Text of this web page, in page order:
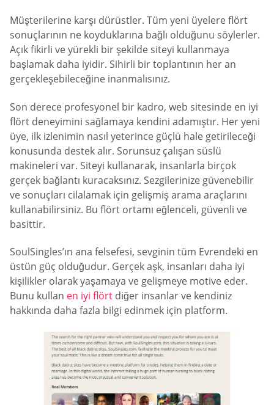
Müşterilerine karşı dürüstler. Tüm yeni üyelere flört
sonuçlarının ne koyduklarına bağlı olduğunu söylerler.
Açık fikirli ve yürekli bir şekilde siteyi kullanmaya
başlamak daha iyidir. Sihirli bir toplantının her an
gerçekleşebileceğine inanmalısınız.
Son derece profesyonel bir kadro, web sitesinde en iyi
flört deneyimini sağlamaya kendini adamıştır. Her yeni
üye, ilk izlenimin nasıl yeterince güçlü hale getirileceği
konusunda destek alır. Sorunsuz çalışan süslü
makineleri var. Siteyi kullanarak, insanlarla birçok
gerçek bağlantı kuracaksınız. Sezgilerinize güvenebilir
ve sonuçları cilalamak için gelişmiş arama araçlarını
kullanabilirsiniz. Bu flört ortamı eğlenceli, güvenli ve
basittir.
SoulSingles’ın ana felsefesi, sevginin tüm Evrendeki en
üstün güç olduğudur. Gerçek aşk, insanları daha iyi
kişilikler olarak yaşamaya ve gelişmeye motive eder.
Bunu kullan en iyi flört diğer insanlar ve kendiniz
hakkında daha fazla bilgi edinmek için platform.